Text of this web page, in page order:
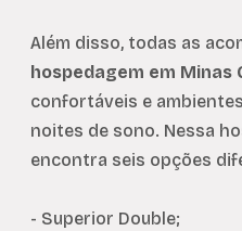
Além disso, todas as
hospedagem em Minas
confortáveis e
noites de sono. Nessa
encontra seis opções
- Superior Double;